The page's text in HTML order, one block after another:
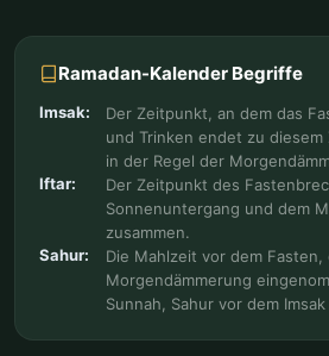
Ramadan-Kalender Begriffe
Imsak:
Der Zeitpunkt, an dem das
und Trinken endet zu
in der Regel der
Iftar:
Der Zeitpunkt des
Sonnenuntergang und dem
zusammen.
Sahur:
Die Mahlzeit vor dem
Morgendämmerung
Sunnah, Sahur vor dem